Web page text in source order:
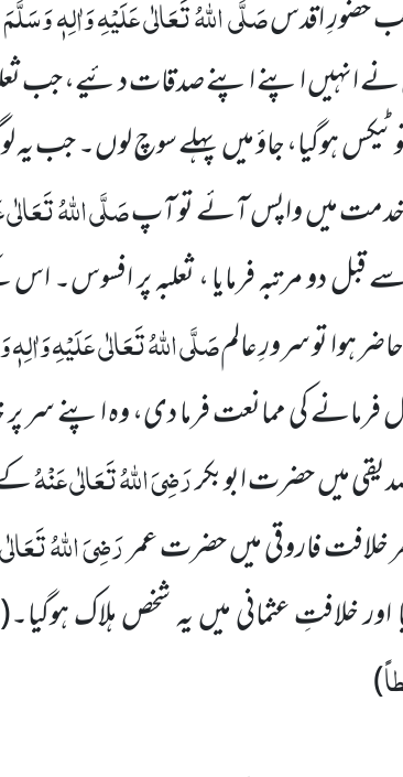
جب حضورِ اقدسصَلَّی اللہُ تَعَالٰی عَلَیْہِ وَاٰلِہٖ وَسَلَّمَ
انہیں اپنے اپنے صدقات دئیے، جب
ہوگیا، جاؤ میں پہلے سوچ لوں۔ جب
میں واپس آئے تو آپصَلَّی اللہُ
مرتبہ فرمایا ، ثعلبہ پر افسوس۔ اس
ہوا تو سرورِ عالمصَلَّی اللہُ تَعَالٰی عَلَیْہِ
کی ممانعت فرما دی، وہ اپنے سر
میں حضرت ابوبکررَضِیَ اللہُ تَعَالٰی عَنْہُ
خلافت فاروقی میں حضرت عمررَضِیَ اللہُ
خلافتِ عثمانی میں یہ شخص ہلاک ہوگیا۔(
)